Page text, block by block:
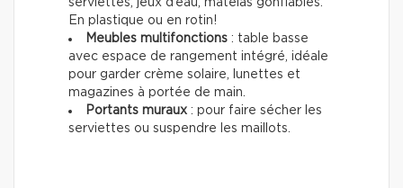
serviettes, jeux d’eau, matelas gonflables.
En plastique ou en rotin!
Meubles multifonctions : table basse
avec espace de rangement intégré, idéale
pour garder crème solaire, lunettes et
magazines à portée de main.
Portants muraux : pour faire sécher les
serviettes ou suspendre les maillots.